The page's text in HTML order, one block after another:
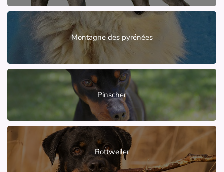
Montagne des pyrénées
Pinscher
Rottweiler